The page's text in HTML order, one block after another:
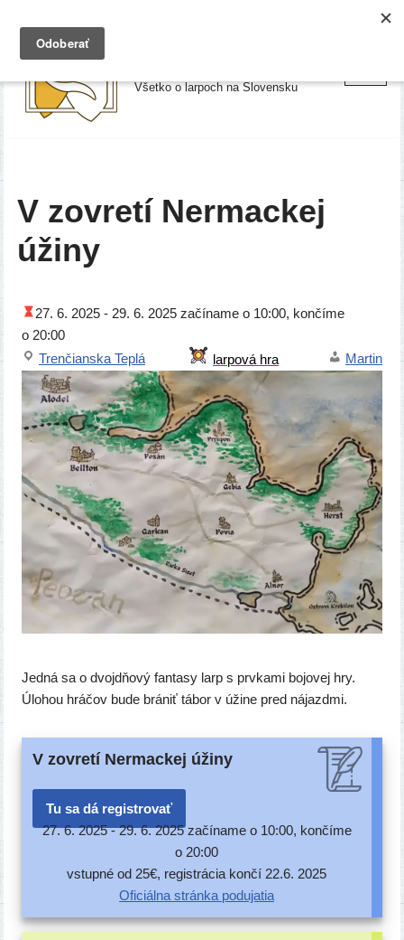
Preskočiť
Všetko o larpoch na Slovensku
V zovretí Nermackej
úžiny
27. 6. 2025 -29. 6. 2025 začí­na­me o 10:00, kon­čí­me
o 20:00
Trenčianska Teplá
Martin
Jedná sa o dvoj­dňo­vý fan­ta­sy larp s prv­ka­mi bojo­vej hry.
Úlohou hrá­čov bude brá­niť tábor v úži­ne pred nájazdmi.
V zovretí Nermackej úžiny
Tu sa dá registrovať
27. 6. 2025 -29. 6. 2025 začí­na­me o 10:00, kon­čí­me
o 20:00
vstup­né od 25€, regis­trá­cia kon­čí 22.6. 2025
Oficiálna strán­ka podujatia